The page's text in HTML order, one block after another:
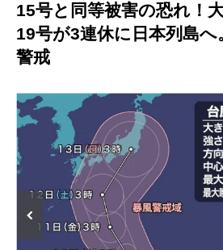
15号と同等被害の恐れ！
19号が3連休に日本列島へ
警戒